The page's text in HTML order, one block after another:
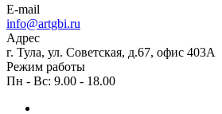
E-mail
info@artgbi.ru
Адрес
г. Тула, ул. Советская, д.67, офис 403А
Режим работы
Пн - Вс: 9.00 - 18.00